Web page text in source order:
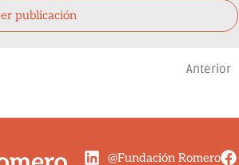
publicación
Anterior
@Fundación Romero